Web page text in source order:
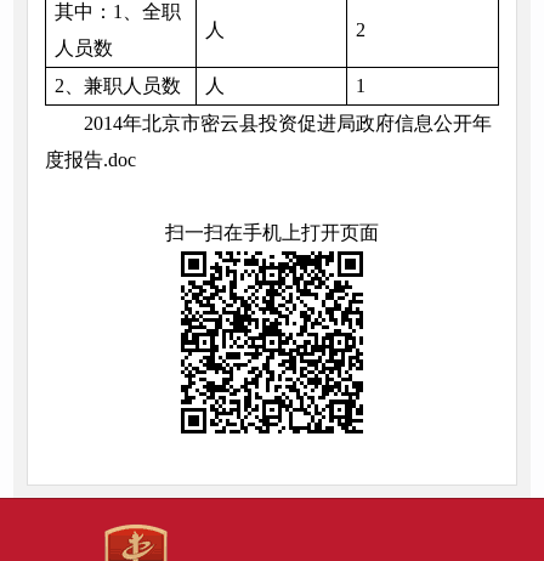
其中：1、全职
人员数
人 2
2、兼职人员数 人
1
2014年北京市密云县投资促进局政府信息公开年
度报告.doc
扫一扫在手机上打开页面